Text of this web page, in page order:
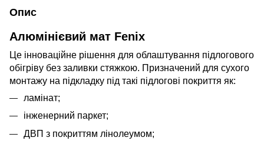
Опис
Алюмінієвий мат Fenix
Це інноваційне рішення для облаштування підлогового
обігріву без заливки стяжкою. Призначений для сухого
монтажу на підкладку під такі підлогові покриття як:
ламінат;
інженерний паркет;
ДВП з покриттям лінолеумом;